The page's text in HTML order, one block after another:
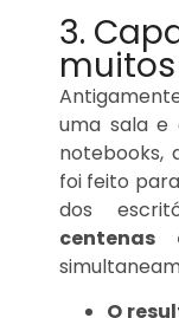
3.
uma sala e
notebooks,
foi feito
dos
centenas
O